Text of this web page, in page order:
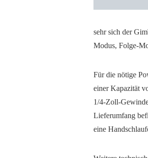
sehr sich der
Modus, Folge-
Für die nötige
einer Kapazität
1/4-Zoll-
Lieferumfang
eine